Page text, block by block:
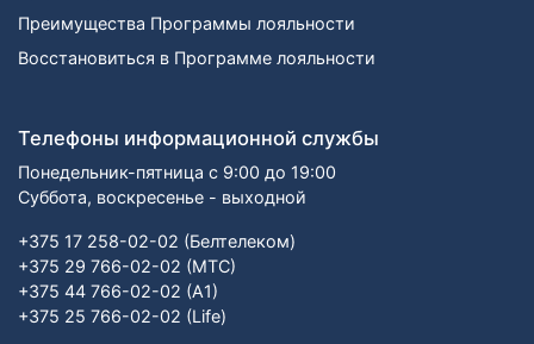
Преимущества Программы лояльности
Восстановиться в Программе лояльности
Телефоны информационной службы
Понедельник-пятница с 9:00 до 19:00
Суббота, воскресенье - выходной
+375 17 258-02-02 (Белтелеком)
+375 29 766-02-02 (МТС)
+375 44 766-02-02 (А1)
+375 25 766-02-02 (Life)